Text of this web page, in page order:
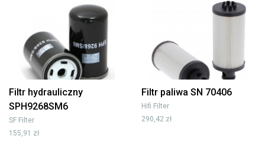
Filtr hydrauliczny
SPH9268SM6
SF Filter
155,91 zł
Filtr paliwa SN 70406
Hifi Filter
290,42 zł